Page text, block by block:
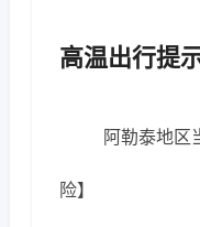
高温出行提
阿勒泰地区
险】